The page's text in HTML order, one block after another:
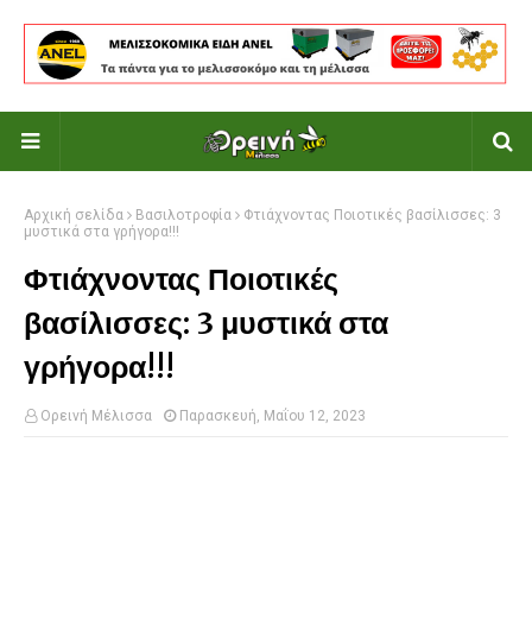
Αρχική σελίδα Βασιλοτροφία
Φτιάχνοντας Ποιοτικές βασίλισσες: 3
μυστικά στα γρήγορα!!!
Φτιάχνοντας Ποιοτικές
βασίλισσες: 3 μυστικά στα
γρήγορα!!!
Ορεινή Μέλισσα Παρασκευή, Μαΐου 12, 2023